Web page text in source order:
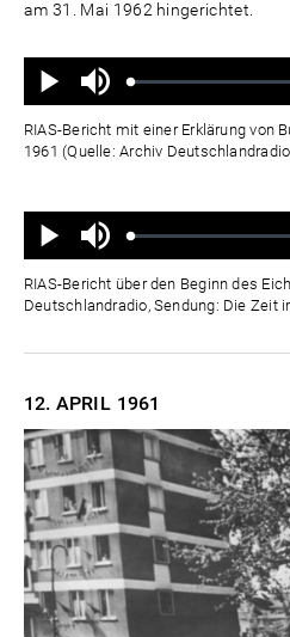
am 31. Mai 1962 hingerichtet.
Wiedergabe
Ton
aus
Geladen:
Status:
RIAS-Bericht mit einer Erklärung von
1961 (Quelle: Archiv
Wiedergabe
Ton
aus
Geladen:
Status:
RIAS-Bericht über den Beginn des
Deutschlandradio, Sendung: Die Zeit
12. APRIL 1961